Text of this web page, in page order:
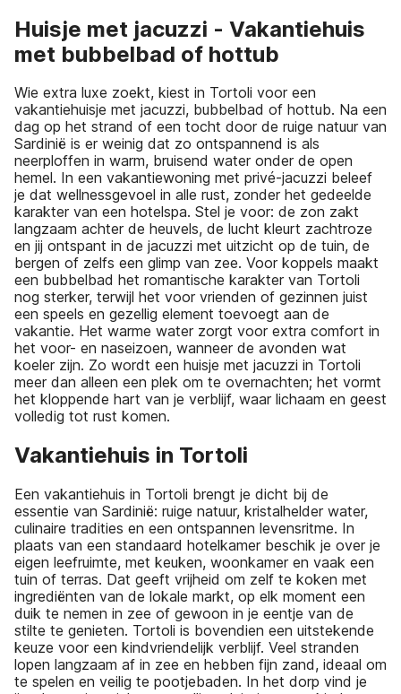
Huisje met jacuzzi - Vakantiehuis
met bubbelbad of hottub
Wie extra luxe zoekt, kiest in Tortoli voor een
vakantiehuisje met jacuzzi, bubbelbad of hottub. Na een
dag op het strand of een tocht door de ruige natuur van
Sardinië is er weinig dat zo ontspannend is als
neerploffen in warm, bruisend water onder de open
hemel. In een vakantiewoning met privé-jacuzzi beleef
je dat wellnessgevoel in alle rust, zonder het gedeelde
karakter van een hotelspa. Stel je voor: de zon zakt
langzaam achter de heuvels, de lucht kleurt zachtroze
en jij ontspant in de jacuzzi met uitzicht op de tuin, de
bergen of zelfs een glimp van zee. Voor koppels maakt
een bubbelbad het romantische karakter van Tortoli
nog sterker, terwijl het voor vrienden of gezinnen juist
een speels en gezellig element toevoegt aan de
vakantie. Het warme water zorgt voor extra comfort in
het voor- en naseizoen, wanneer de avonden wat
koeler zijn. Zo wordt een huisje met jacuzzi in Tortoli
meer dan alleen een plek om te overnachten; het vormt
het kloppende hart van je verblijf, waar lichaam en geest
volledig tot rust komen.
Vakantiehuis in Tortoli
Een vakantiehuis in Tortoli brengt je dicht bij de
essentie van Sardinië: ruige natuur, kristalhelder water,
culinaire tradities en een ontspannen levensritme. In
plaats van een standaard hotelkamer beschik je over je
eigen leefruimte, met keuken, woonkamer en vaak een
tuin of terras. Dat geeft vrijheid om zelf te koken met
ingrediënten van de lokale markt, op elk moment een
duik te nemen in zee of gewoon in je eentje van de
stilte te genieten. Tortoli is bovendien een uitstekende
keuze voor een kindvriendelijk verblijf. Veel stranden
lopen langzaam af in zee en hebben fijn zand, ideaal om
te spelen en veilig te pootjebaden. In het dorp vind je